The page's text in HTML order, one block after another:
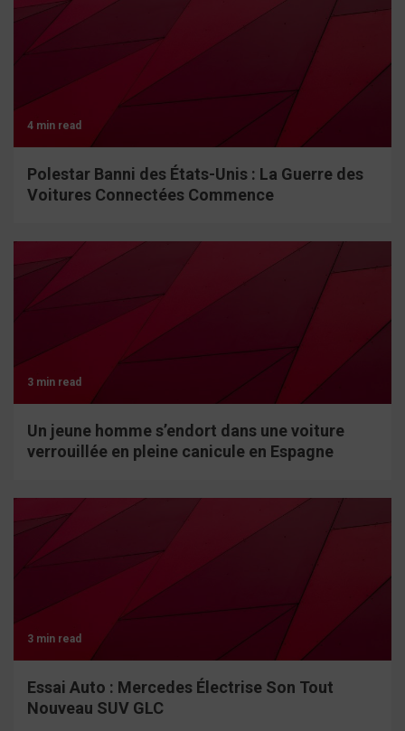
4 min read
Polestar Banni des États-Unis : La Guerre des
Voitures Connectées Commence
3 min read
Un jeune homme s’endort dans une voiture
verrouillée en pleine canicule en Espagne
3 min read
Essai Auto : Mercedes Électrise Son Tout
Nouveau SUV GLC